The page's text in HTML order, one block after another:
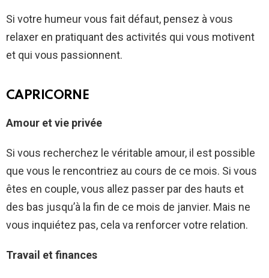
Si votre humeur vous fait défaut, pensez à vous
relaxer en pratiquant des activités qui vous motivent
et qui vous passionnent.
CAPRICORNE
Amour et vie privée
Si vous recherchez le véritable amour, il est possible
que vous le rencontriez au cours de ce mois. Si vous
êtes en couple, vous allez passer par des hauts et
des bas jusqu’à la fin de ce mois de janvier. Mais ne
vous inquiétez pas, cela va renforcer votre relation.
Travail et finances